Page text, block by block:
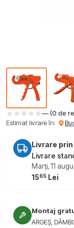
— (0 de
Estimat livrare în:
Livrare
Livrare
Marți, 11
1565 Lei
Montaj
ARGEȘ,